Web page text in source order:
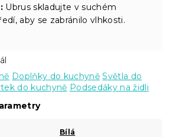
Ubrus skladujte v suchém
aby se zabránilo vlhkosti.
Doplňky do kuchyně Světla do
do kuchyně Podsedáky na židli
Bílá